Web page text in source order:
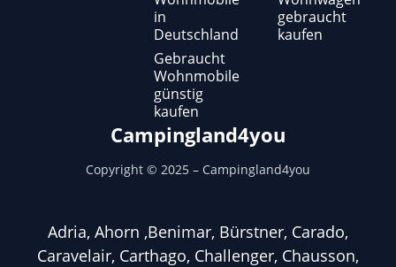
in
Deutschland
Gebraucht
Wohnmobile
günstig
kaufen
gebraucht
kaufen
Campingland4you
Copyright © 2025 – Campingland4you
Adria, Ahorn ,Benimar, Bürstner, Carado,
Caravelair, Carthago, Challenger, Chausson,